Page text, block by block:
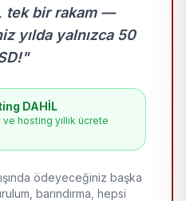
tek bir rakam —
yılda yalnızca 50
DAHİL
ve hosting yıllık ücrete
ödeyeceğiniz başka
barındırma, hepsi